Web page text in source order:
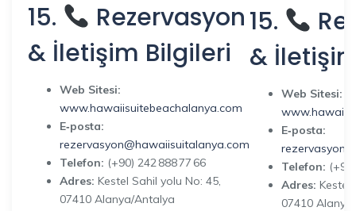
15.
Rezervasyon
& İletişim Bilgileri
Web Sitesi:
www.hawaiisuitebeachalanya.com
E‑posta:
rezervasyon@hawaiisuitalanya.com
Telefon: (+90) 242 888 77 66
Adres: Kestel Sahil yolu No: 45,
07410 Alanya/Antalya
15.
&
Web Sitesi:
E‑posta:
Telefon:
Adres: Kestel
07410